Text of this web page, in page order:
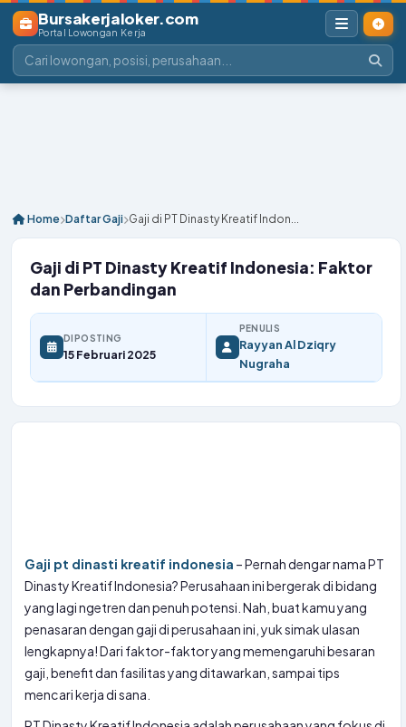
Bursakerjaloker.com
Portal Lowongan Kerja
Home Daftar Gaji Gaji di PT Dinasty Kreatif Indon...
Gaji di PT Dinasty Kreatif Indonesia: Faktor
dan Perbandingan
DIPOSTING
15 Februari 2025
PENULIS
Rayyan Al Dziqry
Nugraha
Gaji pt dinasti kreatif indonesia – Pernah dengar nama PT
Dinasty Kreatif Indonesia? Perusahaan ini bergerak di bidang
yang lagi ngetren dan penuh potensi. Nah, buat kamu yang
penasaran dengan gaji di perusahaan ini, yuk simak ulasan
lengkapnya! Dari faktor-faktor yang memengaruhi besaran
gaji, benefit dan fasilitas yang ditawarkan, sampai tips
mencari kerja di sana.